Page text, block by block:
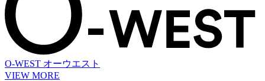
O-WEST オーウエスト
VIEW MORE